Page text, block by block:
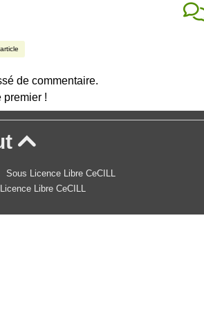
de commentaire.
premier !

Sous Licence Libre CeCILL
Licence Libre CeCILL